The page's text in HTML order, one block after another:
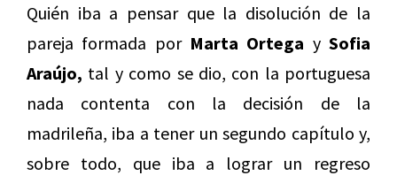
Quién iba a pensar que la disolución de la
pareja formada por Marta Ortega ySofia
Araújo, tal y como se dio, con la portuguesa
nada contenta con la decisión de la
madrileña, iba a tener un segundo capítulo y,
sobre todo, que iba a lograr un regreso